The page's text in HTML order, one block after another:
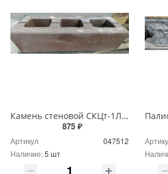
Камень стеновой СКЦт-1Л100 "Шерл" коричнево-черный (30шт)
875 ₽
Артикул
047512
Наличие:5 шт